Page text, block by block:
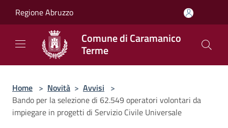
Regione Abruzzo
Comune di Caramanico
Terme
Home > Novità > Avvisi >
Bando per la selezione di 62.549 operatori volontari da
impiegare in progetti di Servizio Civile Universale